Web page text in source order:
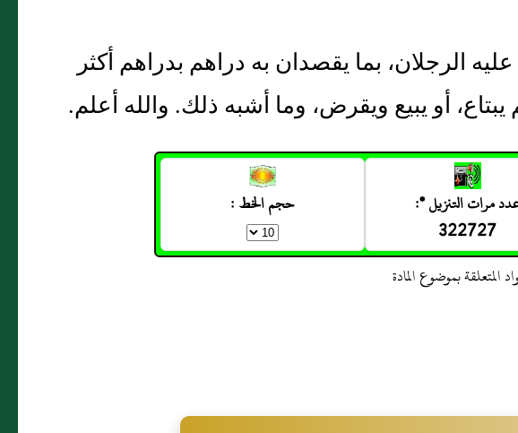
الرجلان، بما يقصدان به دراهم بدراهم أكثر
يبتاع، أو يبيع ويقرض، وما أشبه ذلك‏.‏ والله أعلم‏.‏
مرات التنزيل *:
322727
حجم الخط :